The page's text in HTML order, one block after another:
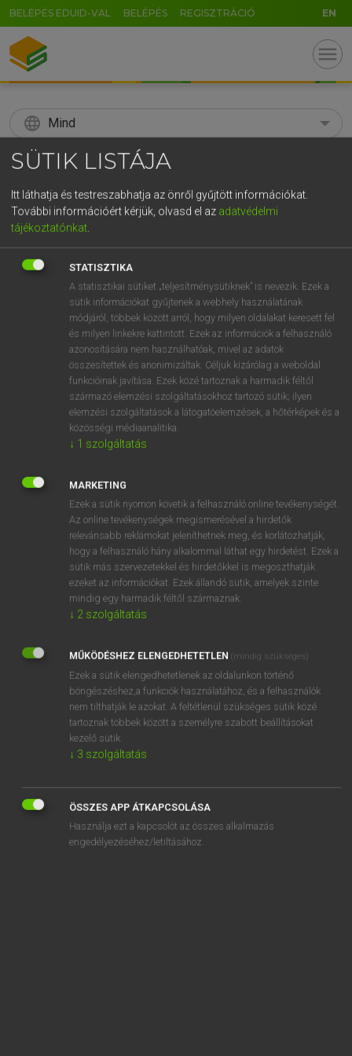
BELÉPÉS EDUID-VAL BELÉPÉS REGISZTRÁCIÓ EN
menu
language Mind
search
KERESÉS
Díjmentes angol szótár
mn pettyes
→speckle ige (Infinitive)
⚲ speckledkeresése szótárainkban
DÍJMENTES ANGOL SZÓTÁR
specious
speciousness
spectacle case
spectacled
MICROSOFT OFFICE BŐVÍTMÉNY
BEÉPÜLŐ SZÓTÁRMODUL
ONLINE NYELVVIZSGA
SÜTIK LISTÁJA
Itt láthatja és testreszabhatja az önről gyűjtött információkat.
További információért kérjük, olvasd el az adatvédelmi
tájékoztatónkat
STATISZTIKA
A statisztikai sütiket „teljesítménysütiknek” is nevezik. Ezek a
sütik információkat gyűjtenek a webhely használatának
módjáról, többek között arról, hogy milyen oldalakat keresett fel
és milyen linkekre kattintott. Ezek az információk a felhasználó
azonosítására nem használhatóak, mivel az adatok
összesítettek és anonimizáltak. Céljuk kizárólag a weboldal
funkcióinak javítása. Ezek közé tartoznak a harmadik féltől
származó elemzési szolgáltatásokhoz tartozó sütik; ilyen
elemzési szolgáltatások a látogatóelemzések, a hőtérképek és a
közösségi médiaanalitika.
↓ 1 szolgáltatás
MARKETING
Ezek a sütik nyomon követik a felhasználó online tevékenységét.
Az online tevékenységek megismerésével a hirdetők
relevánsabb reklámokat jeleníthetnek meg, és korlátozhatják,
hogy a felhasználó hány alkalommal láthat egy hirdetést. Ezek a
sütik más szervezetekkel és hirdetőkkel is megoszthatják
ezeket az információkat. Ezek állandó sütik, amelyek szinte
mindig egy harmadik féltől származnak.
↓ 2 szolgáltatás
MŰKÖDÉSHEZ ELENGEDHETETLEN (mindig szükséges)
Ezek a sütik elengedhetetlenek az oldalunkon történő
böngészéshez,a funkciók használatához, és a felhasználók
nem tilthatják le azokat. A feltétlenül szükséges sütik közé
tartoznak többek között a személyre szabott beállításokat
kezelő sütik.
↓ 3 szolgáltatás
ÖSSZES APP ÁTKAPCSOLÁSA
Használja ezt a kapcsolót az összes alkalmazás
engedélyezéséhez/letiltásához.
GR
5 6 7 8 9 ö ü ó
r t z u i o p ő ú
k l ű
n m , . - AltGr